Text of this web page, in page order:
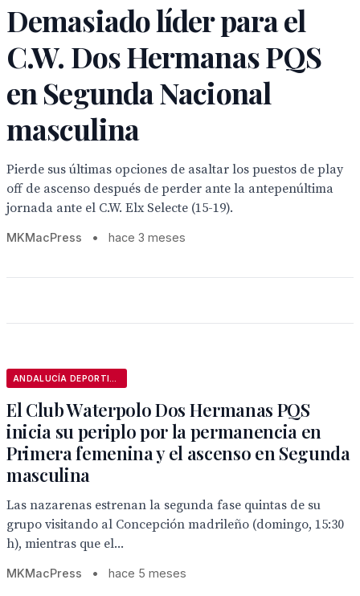
Demasiado líder para el
C.W. Dos Hermanas PQS
en Segunda Nacional
masculina
Pierde sus últimas opciones de asaltar los puestos de play
off de ascenso después de perder ante la antepenúltima
jornada ante el C.W. Elx Selecte (15-19).
MKMacPress • hace 3 meses
El Club Waterpolo Dos Hermanas PQS
inicia su periplo por la permanencia en
Primera femenina y el ascenso en Segunda
masculina
Las nazarenas estrenan la segunda fase quintas de su
grupo visitando al Concepción madrileño (domingo, 15:30
h), mientras que el...
MKMacPress • hace 5 meses